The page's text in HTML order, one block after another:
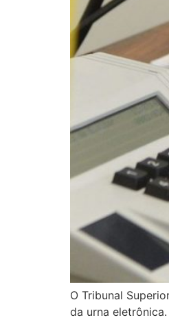
O Tribunal
da urna